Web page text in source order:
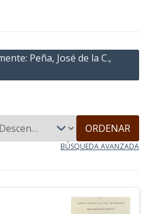
Peña, José de la C.,
ORDENAR
BÚSQUEDA AVANZADA